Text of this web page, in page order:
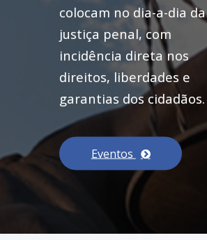
colocam no dia-a-dia da
justiça penal, com
incidência direta nos
direitos, liberdades e
garantias dos cidadãos.
Eventos